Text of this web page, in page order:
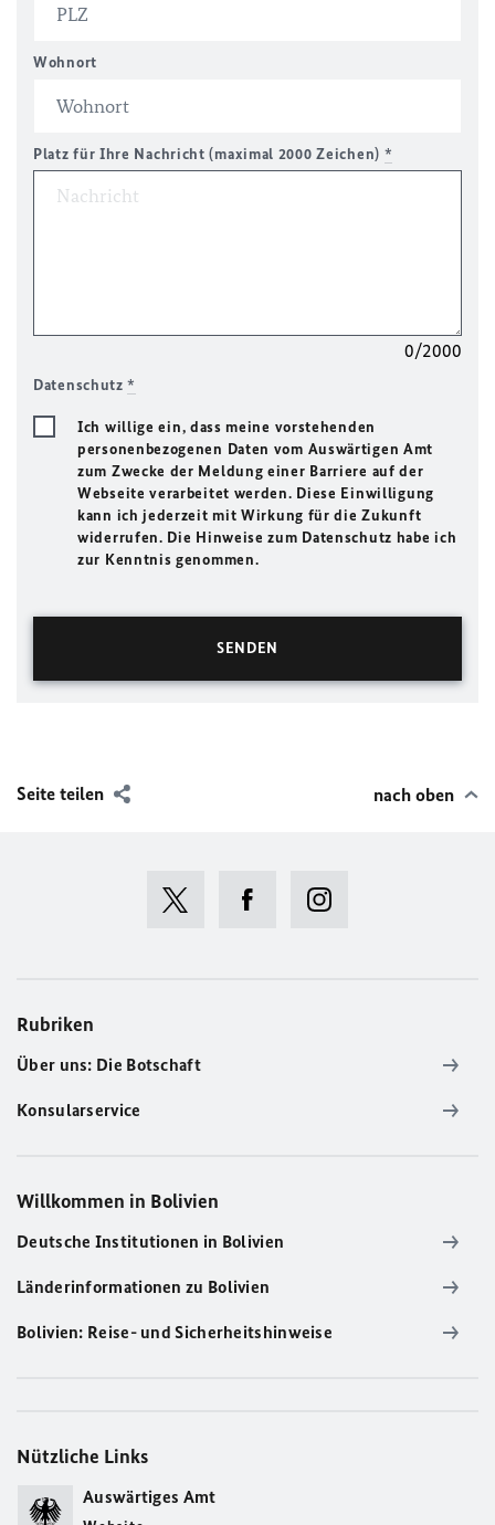
Wohnort
Platz für Ihre Nachricht (maximal 2000 Zeichen) *
0/2000
Datenschutz*
Ich willige ein, dass meine vorstehenden
personenbezogenen Daten vom Auswärtigen Amt
zum Zwecke der Meldung einer Barriere auf der
Webseite verarbeitet werden. Diese Einwilligung
kann ich jederzeit mit Wirkung für die Zukunft
widerrufen. Die Hinweise zum Datenschutz habe ich
zur Kenntnis genommen.
Seite teilen nach oben
Rubriken
Über uns: Die Botschaft
Konsularservice
Willkommen in Bolivien
Deutsche Institutionen in Bolivien
Länderinformationen zu Bolivien
Bolivien: Reise- und Sicherheitshinweise
Nützliche Links
Auswärtiges Amt